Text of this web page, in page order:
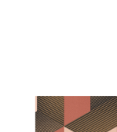
Ugrás
képgaléria